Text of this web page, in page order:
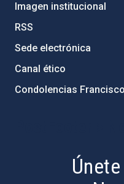
Imagen institucional
RSS
Sede electrónica
Canal ético
Condolencias